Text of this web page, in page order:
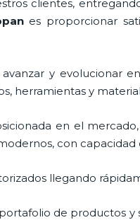
clientes,
es proporcionar
y evolucionar
herramientas y
en el
con
llegando
de productos y